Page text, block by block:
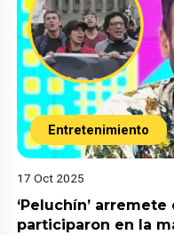
Entretenimiento
17 Oct 2025
‘Peluchín’
participaron en la